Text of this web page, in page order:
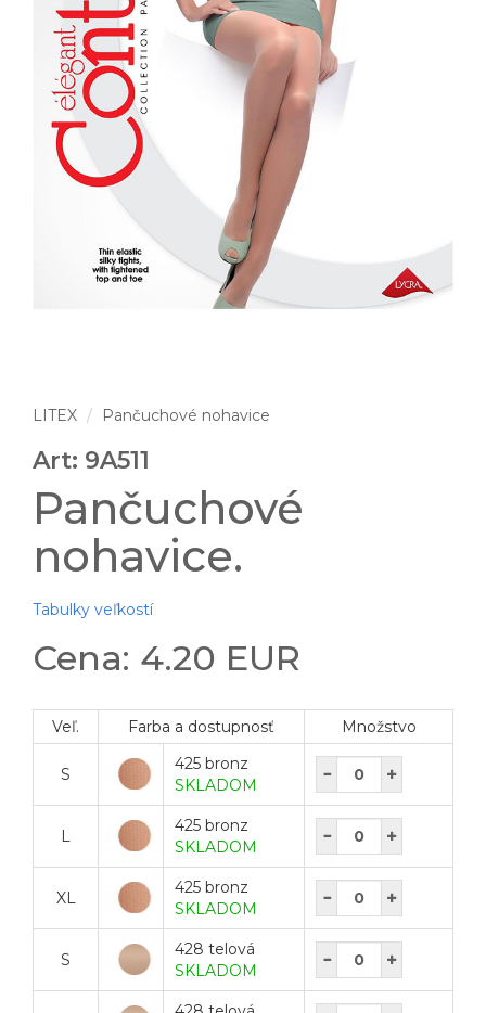
LITEX Pančuchové nohavice
Art: 9A511
Pančuchové
nohavice.
Tabulky veľkostí
Cena: 4.20 EUR
Veľ. Farba a dostupnosť Množstvo
S
425 bronz
SKLADOM
L
425 bronz
SKLADOM
XL
425 bronz
SKLADOM
S
428 telová
SKLADOM